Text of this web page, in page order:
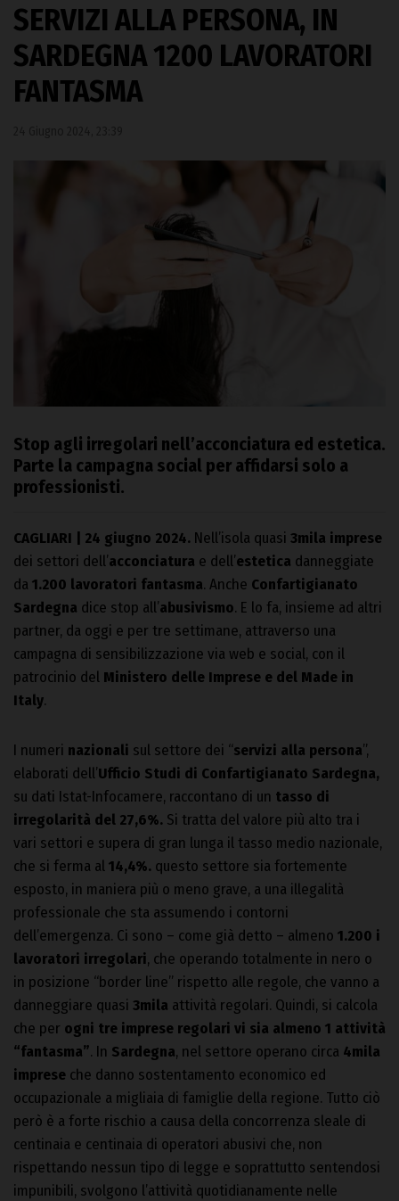
SERVIZI ALLA PERSONA, IN
SARDEGNA 1200 LAVORATORI
FANTASMA
Stop agli irregolari nell’acconciatura ed estetica.
Parte la campagna social per affidarsi solo a
professionisti.
CAGLIARI | 24 giugno 2024. Nell’isola quasi 3mila imprese
dei settori dell’acconciatura e dell’estetica danneggiate
da 1.200 lavoratori fantasma. Anche Confartigianato
Sardegna dice stop all’abusivismo. E lo fa, insieme ad altri
partner, da oggi e per tre settimane, attraverso una
campagna di sensibilizzazione via web e social, con il
patrocinio del Ministero delle Imprese e del Made in
Italy.
I numeri nazionali sul settore dei “servizi alla persona”,
elaborati dell’Ufficio Studi di Confartigianato Sardegna,
su dati Istat-Infocamere, raccontano di un tasso di
irregolarità del 27,6%. Si tratta del valore più alto tra i
vari settori e supera di gran lunga il tasso medio nazionale,
che si ferma al14,4%. questo settore sia fortemente
esposto, in maniera più o meno grave, a una illegalità
professionale che sta assumendo i contorni
dell’emergenza. Ci sono – come già detto – almeno 1.200 i
lavoratori irregolari, che operando totalmente in nero o
in posizione “border line” rispetto alle regole, che vanno a
danneggiare quasi 3mila attività regolari. Quindi, si calcola
che per ogni tre imprese regolari vi sia almeno 1 attività
“fantasma”. In Sardegna, nel settore operano circa 4mila
imprese che danno sostentamento economico ed
occupazionale a migliaia di famiglie della regione. Tutto ciò
però è a forte rischio a causa della concorrenza sleale di
centinaia e centinaia di operatori abusivi che, non
rispettando nessun tipo di legge e soprattutto sentendosi
impunibili, svolgono l’attività quotidianamente nelle